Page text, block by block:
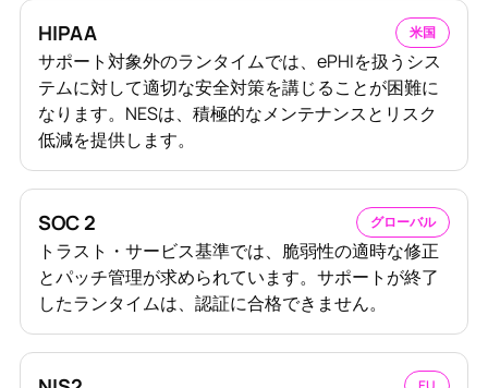
HIPAA 米国
サポート対象外のランタイムでは、ePHIを扱うシス
テムに対して適切な安全対策を講じることが困難に
なります。NESは、積極的なメンテナンスとリスク
低減を提供します。
SOC 2 グローバル
トラスト・サービス基準では、脆弱性の適時な修正
とパッチ管理が求められています。サポートが終了
したランタイムは、認証に合格できません。